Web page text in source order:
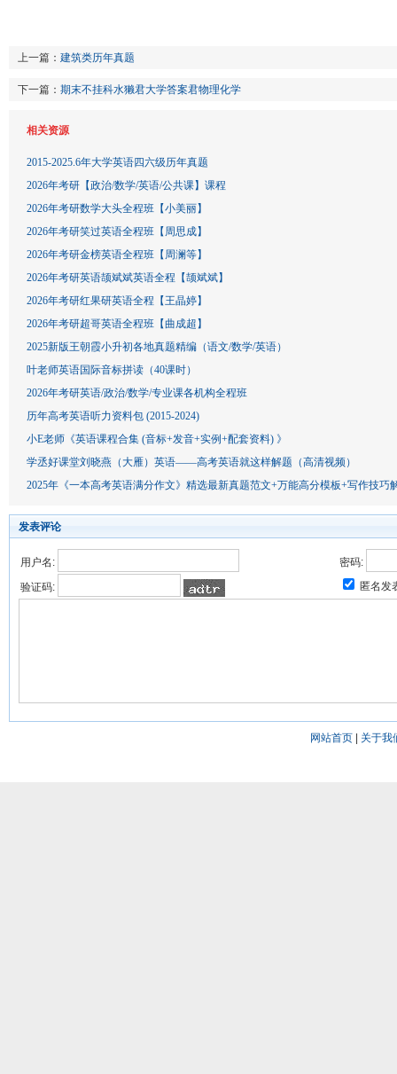
上一篇： 建筑类历年真题
下一篇： 期末不挂科水獭君大学答案君物理化学
相关资源
2015-2025.6年大学英语四六级历年真题
2026年考研【政治/数学/英语/公共课】课程
2026年考研数学大头全程班【小美丽】
2026年考研笑过英语全程班【周思成】
2026年考研金榜英语全程班【周澜等】
2026年考研英语颉斌斌英语全程【颉斌斌】
2026年考研红果研英语全程【王晶婷】
2026年考研超哥英语全程班【曲成超】
2025新版王朝霞小升初各地真题精编（语文/数学/英语）
叶老师英语国际音标拼读（40课时）
2026年考研英语/政治/数学/专业课各机构全程班
历年高考英语听力资料包 (2015-2024)
小E老师《英语课程合集 (音标+发音+实例+配套资料) 》
学丞好课堂刘晓燕（大雁）英语——高考英语就这样解题（高清视频）
2025年《一本高考英语满分作文》精选最新真题范文+万能高分模板+写作技巧
发表评论
用户名:
密码:
验证码:
匿名发
网站首页| 关于我